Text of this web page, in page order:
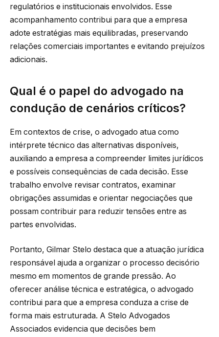
regulatórios e institucionais envolvidos. Esse
acompanhamento contribui para que a empresa
adote estratégias mais equilibradas, preservando
relações comerciais importantes e evitando prejuízos
adicionais.
Qual é o papel do advogado na
condução de cenários críticos?
Em contextos de crise, o advogado atua como
intérprete técnico das alternativas disponíveis,
auxiliando a empresa a compreender limites jurídicos
e possíveis consequências de cada decisão. Esse
trabalho envolve revisar contratos, examinar
obrigações assumidas e orientar negociações que
possam contribuir para reduzir tensões entre as
partes envolvidas.
Portanto, Gilmar Stelo destaca que a atuação jurídica
responsável ajuda a organizar o processo decisório
mesmo em momentos de grande pressão. Ao
oferecer análise técnica e estratégica, o advogado
contribui para que a empresa conduza a crise de
forma mais estruturada. A Stelo Advogados
Associados evidencia que decisões bem